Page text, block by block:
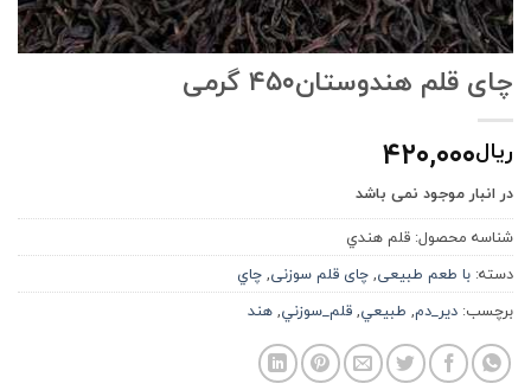
چای قلم هندوستان۴۵۰ گرمی
ریال۴۲۰,۰۰۰
در انبار موجود نمی باشد
شناسه محصول: قلم هندي
دسته: با طعم طبیعی,چای قلم سوزنی,چاي
برچسب: دير_دم, طبيعي,قلم_سوزني,هند